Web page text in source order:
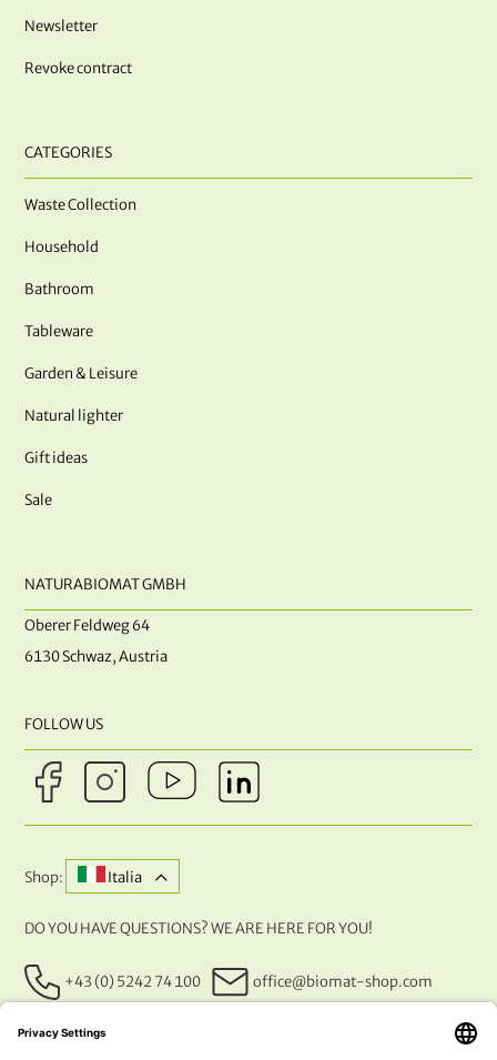
Newsletter
Revoke contract
CATEGORIES
Waste Collection
Household
Bathroom
Tableware
Garden & Leisure
Natural lighter
Gift ideas
Sale
NATURABIOMAT GMBH
Oberer Feldweg 64
6130 Schwaz, Austria
FOLLOW US
Shop: Italia
DO YOU HAVE QUESTIONS? WE ARE HERE FOR YOU!
+43 (0) 5242 74 100 office@biomat-shop.com
OUR PAYMENT METHODS